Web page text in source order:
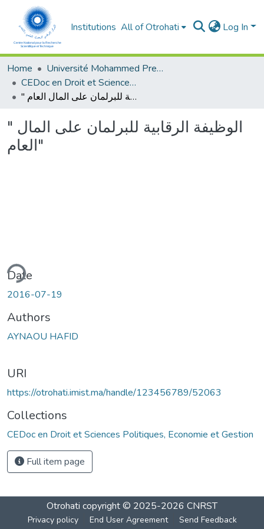
Institutions All of Otrohati Log In
Home
Université Mohammed Premier - Oujda
CEDoc en Droit et Sciences Politiques, Economie et Gestion
" الوظيفة الرقابية للبرلمان على المال العام"
" الوظيفة الرقابية للبرلمان على المال
العام"
Date
2016-07-19
Authors
AYNAOU HAFID
URI
https://otrohati.imist.ma/handle/123456789/52063
Collections
CEDoc en Droit et Sciences Politiques, Economie et Gestion
Full item page
Otrohati copyright © 2025-2026 CNRST
Privacy policy End User Agreement Send Feedback